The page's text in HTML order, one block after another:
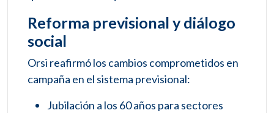
Reforma previsional y diálogo
social
Orsi reafirmó los cambios comprometidos en
campaña en el sistema previsional:
Jubilación a los 60 años para sectores